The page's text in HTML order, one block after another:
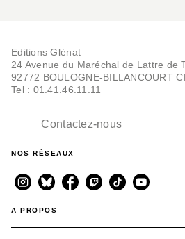
Editions Glénat
24 Avenue du Maréchal de Lattre de
92772 BOULOGNE-BILLANCOURT
Tel : 01.41.46.11.11
Contactez-nous
NOS RÉSEAUX
A PROPOS